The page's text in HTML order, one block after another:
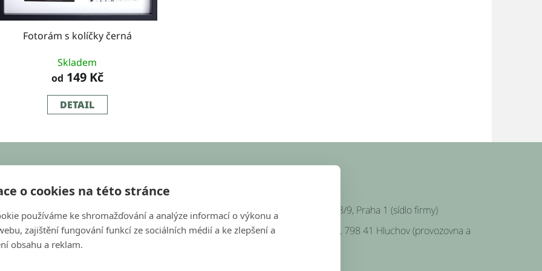
o cookies na této stránce
používáme ke shromažďování a analýze informací o výkonu a
zajištění fungování funkcí ze sociálních médií a ke zlepšení a
obsahu a reklam.
Fotorám s kolíčky černá
Skladem
od 149 Kč
DETAIL
objednavky@bondecor.cz
+420 604 702 245
Platnéřská 88/9, Praha 1 (sídlo firmy)
Hluchov 157, 798 41 Hluchov (provozovna a